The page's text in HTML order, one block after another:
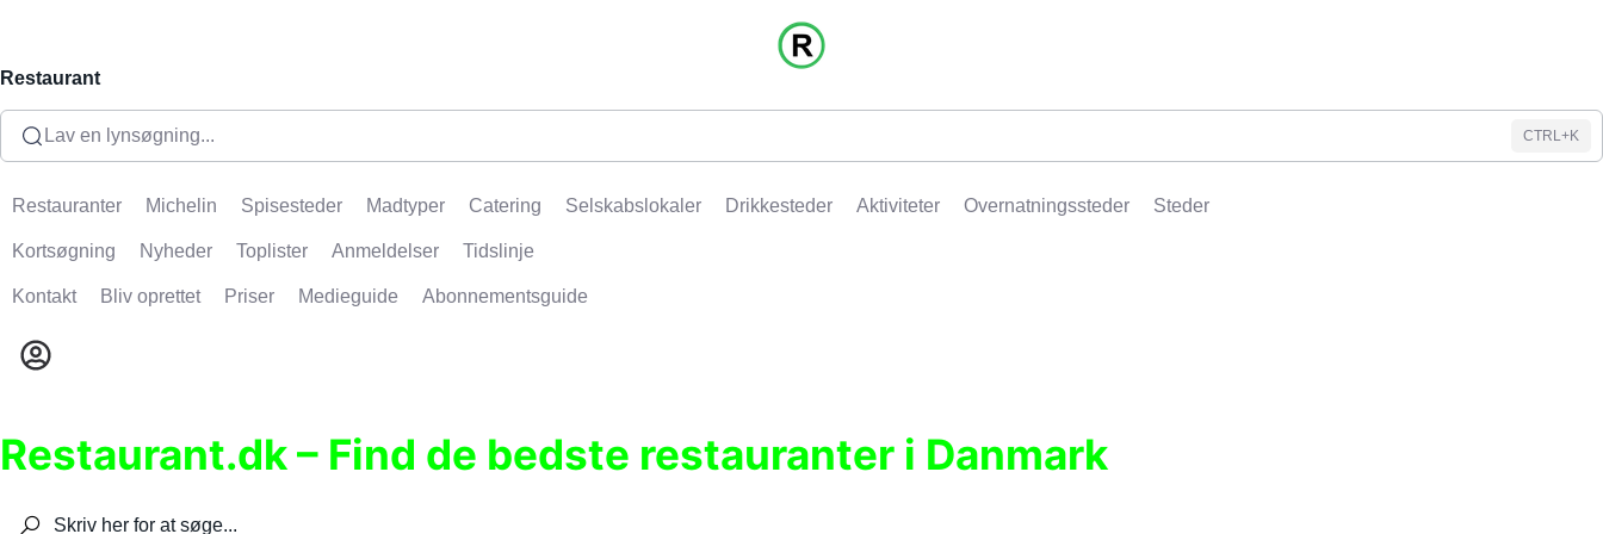
Restaurant
Lav en lynsøgning... CTRL+K
Restauranter Michelin Spisesteder Madtyper Catering Selskabslokaler Drikkesteder Aktiviteter Overnatningssteder Steder
Kortsøgning Nyheder Toplister Anmeldelser Tidslinje
Kontakt Bliv oprettet Priser Medieguide Abonnementsguide
Restaurant.dk – Find de bedste restauranter i Danmark